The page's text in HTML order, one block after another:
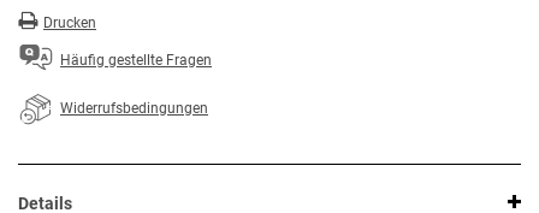
Drucken
Häufig gestellte Fragen
Widerrufsbedingungen
Details